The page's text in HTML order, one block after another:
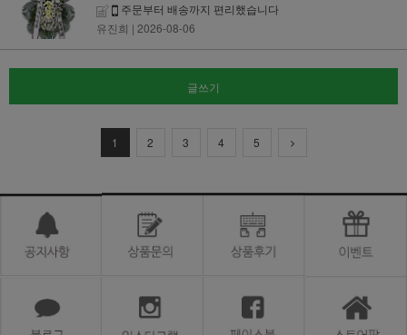
주문부터 배송까지 편리했습니다
유진희 | 2026-08-06
글쓰기
1 2 3 4 5